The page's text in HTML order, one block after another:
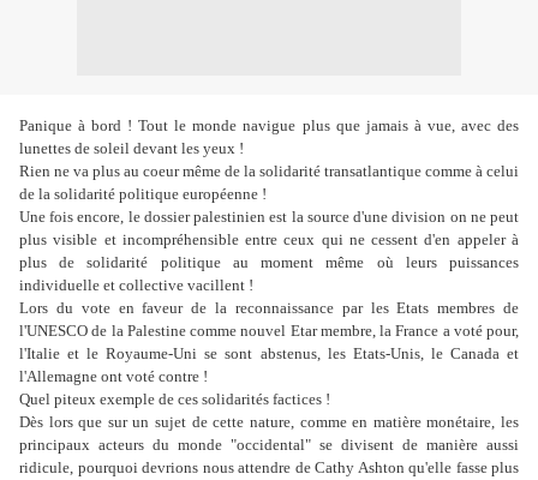
Panique à bord ! Tout le monde navigue plus que jamais à vue, avec des
lunettes de soleil devant les yeux !
Rien ne va plus au coeur même de la solidarité transatlantique comme à celui
de la solidarité politique européenne !
Une fois encore, le dossier palestinien est la source d'une division on ne peut
plus visible et incompréhensible entre ceux qui ne cessent d'en appeler à
plus de solidarité politique au moment même où leurs puissances
individuelle et collective vacillent !
Lors du vote en faveur de la reconnaissance par les Etats membres de
l'UNESCO de la Palestine comme nouvel Etar membre, la France a voté pour,
l'Italie et le Royaume-Uni se sont abstenus, les Etats-Unis, le Canada et
l'Allemagne ont voté contre !
Quel piteux exemple de ces solidarités factices !
Dès lors que sur un sujet de cette nature, comme en matière monétaire, les
principaux acteurs du monde "occidental" se divisent de manière aussi
ridicule, pourquoi devrions nous attendre de Cathy Ashton qu'elle fasse plus